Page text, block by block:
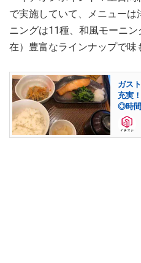
で実施していて、メニュー
ニングは11種、和風モーニ
在）豊富なラインナップで味
ガス
充実
◎時間